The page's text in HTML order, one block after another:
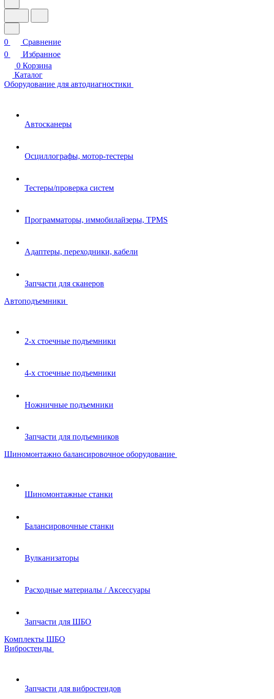
0
Сравнение
0
Избранное
0 Корзина
Каталог
Оборудование для автодиагностики
Автосканеры
Осциллографы, мотор-тестеры
Тестеры/проверка систем
Программаторы, иммобилайзеры, TPMS
Адаптеры, переходники, кабели
Запчасти для сканеров
Автоподъемники
2-х стоечные подъемники
4-х стоечные подъемники
Ножничные подъемники
Запчасти для подъемников
Шиномонтажно балансировочное оборудование
Шиномонтажные станки
Балансировочные станки
Вулканизаторы
Расходные материалы / Аксессуары
Запчасти для ШБО
Комплекты ШБО
Вибростенды
Запчасти для вибростендов